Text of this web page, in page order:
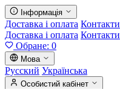
Інформація
Доставка і оплата Контакти
Доставка і оплата Контакти
Обране: 0
Мова
Русский Українська
Особистий кабінет